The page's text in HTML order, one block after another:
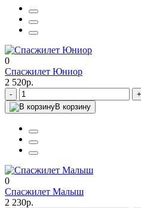
0
Спасжилет Юниор
2 520р.
-
+
В корзину
0
Спасжилет Малыш
2 230р.